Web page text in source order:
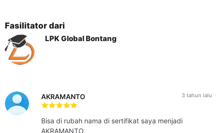
TUJUAN UMUM
Peserta mampu memasang, memperbaiki, dan
TUJUAN KHUSUS
Mehamami prinsip dasar dan cara kerja AC split. Memahami
perangkat elektronik dan kelistrikan AC split. Mengetahui
berbagai peralatan service termasuk fungsi-fungsinya.
Fasilitator dari
LPK Global Bontang
AKRAMANTO 3 tahun lalu
Bisa di rubah nama di sertifikat saya menjadi
AKRAMANTO